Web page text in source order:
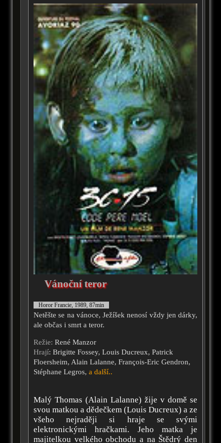
Vánoční teror
Horor Francie, 1989, 87min
Netěšte se na vánoce, Ježíšek nenosí vždy jen dárky,
ale občas i smrt a teror.
Režie: René Manzor
Hrají: Brigitte Fossey, Louis Ducreux, Patrick
Floersheim, Alain Lalanne, François-Eric Gendron,
Stéphane Legros, a další..
Malý Thomas (Alain Lalanne) žije v domě se
svou matkou a dědečkem (Louis Ducreux) a ze
všeho nejraději si hraje se svými
elektronickými hračkami. Jeho matka je
majitelkou velkého obchodu a na Štědrý den